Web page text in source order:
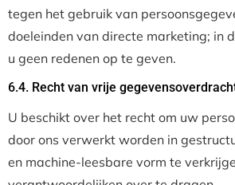
tegen het gebruik van
doeleinden van directe marketing; in
u geen redenen op te geven.
6.4. Recht van vrije
U beschikt over het recht om uw
door ons verwerkt worden in
en machine-leesbare vorm te